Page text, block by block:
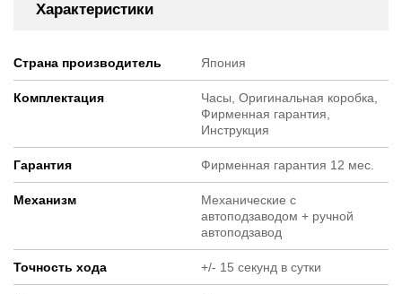
Характеристики
Страна производитель Япония
Комплектация
Часы, Оригинальная коробка,
Фирменная гарантия,
Инструкция
Гарантия Фирменная гарантия 12 мес.
Механизм
Механические с
автоподзаводом + ручной
автоподзавод
Точность хода +/- 15 секунд в сутки